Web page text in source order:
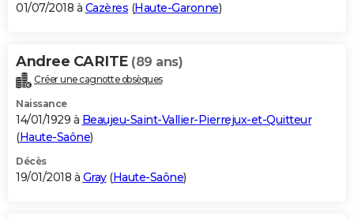
01/07/2018 à Cazères (Haute-Garonne)
Andree CARITE (89 ans)
Créer une cagnotte obsèques
Naissance
14/01/1929 à Beaujeu-Saint-Vallier-Pierrejux-et-Quitteur
(Haute-Saône)
Décès
19/01/2018 à Gray(Haute-Saône)